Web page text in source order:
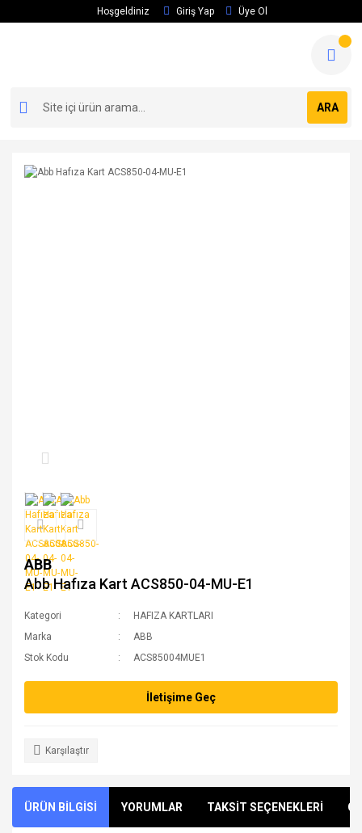
Hoşgeldiniz Giriş Yap Üye Ol
ARA
ABB
Abb Hafıza Kart ACS850-04-MU-E1
Kategori
HAFIZA KARTLARI
Marka
ABB
Stok Kodu
ACS85004MUE1
İletişime Geç
Karşılaştır
ÜRÜN BİLGİSİ YORUMLAR TAKSİT SEÇENEKLERİ